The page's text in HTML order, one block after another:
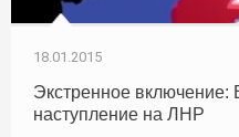
18.01.2015
Экстренное
наступление на ЛНР